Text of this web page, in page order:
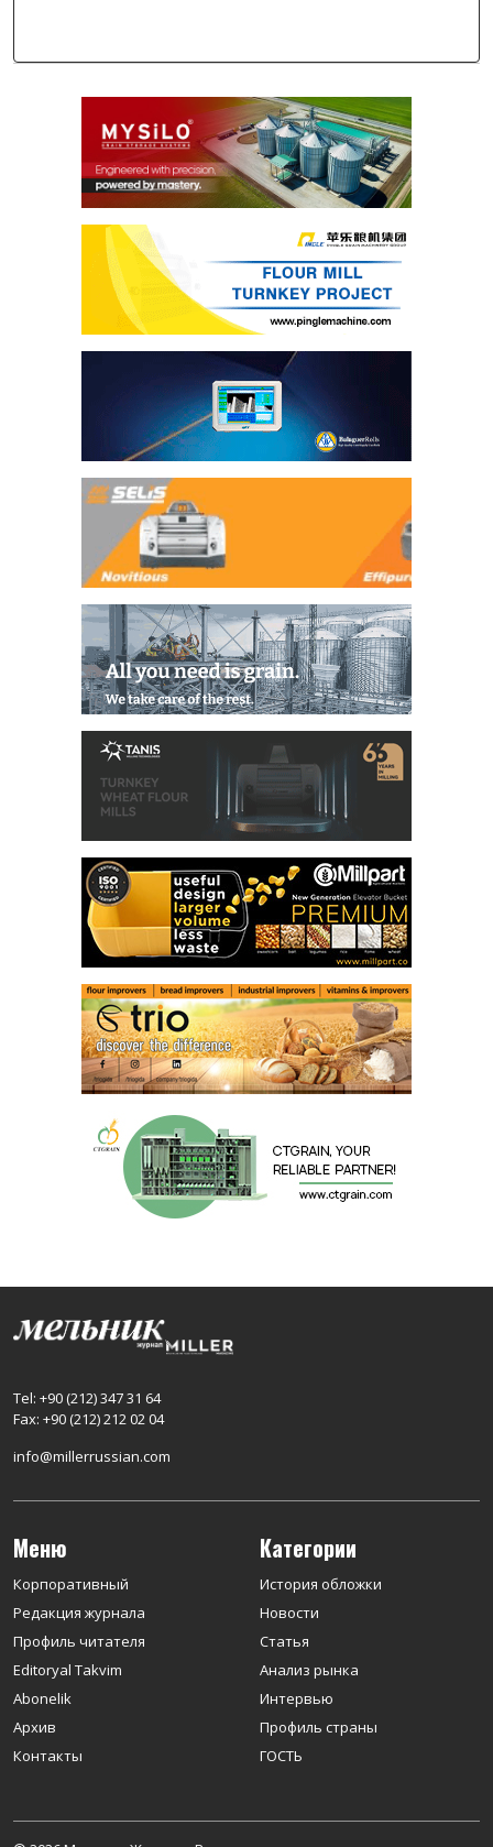
Tel: +90 (212) 347 31 64
Fax: +90 (212) 212 02 04
info@millerrussian.com
Меню
Корпоративный
Редакция журнала
Профиль читателя
Editoryal Takvim
Abonelik
Архив
Контакты
Категории
История обложки
Новости
Статья
Анализ рынка
Интервью
Профиль страны
ГОСТЬ